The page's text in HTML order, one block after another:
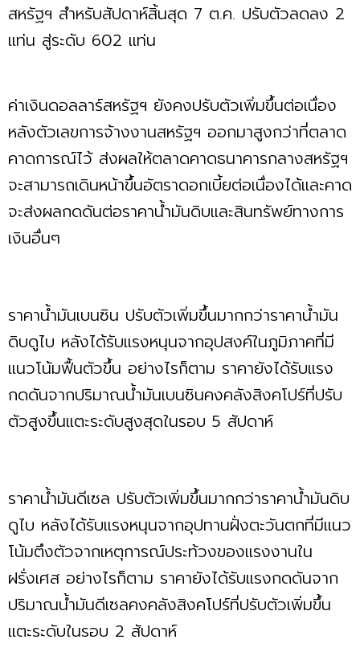
สหรัฐฯ สำหรับสัปดาห์สิ้นสุด 7 ต.ค. ปรับตัวลดลง 2
แท่น สู่ระดับ 602 แท่น
ค่าเงินดอลลาร์สหรัฐฯ ยังคงปรับตัวเพิ่มขึ้นต่อเนื่อง
หลังตัวเลขการจ้างงานสหรัฐฯ ออกมาสูงกว่าที่ตลาด
คาดการณ์ไว้ ส่งผลให้ตลาดคาดธนาคารกลางสหรัฐฯ
จะสามารถเดินหน้าขึ้นอัตราดอกเบี้ยต่อเนื่องได้และคาด
จะส่งผลกดดันต่อราคาน้ำมันดิบและสินทรัพย์ทางการ
เงินอื่นๆ
ราคาน้ำมันเบนซิน ปรับตัวเพิ่มขึ้นมากกว่าราคาน้ำมัน
ดิบดูไบ หลังได้รับแรงหนุนจากอุปสงค์ในภูมิภาคที่มี
แนวโน้มฟื้นตัวขึ้น อย่างไรก็ตาม ราคายังได้รับแรง
กดดันจากปริมาณน้ำมันเบนซินคงคลังสิงคโปร์ที่ปรับ
ตัวสูงขึ้นแตะระดับสูงสุดในรอบ 5 สัปดาห์
ราคาน้ำมันดีเซล ปรับตัวเพิ่มขึ้นมากกว่าราคาน้ำมันดิบ
ดูไบ หลังได้รับแรงหนุนจากอุปทานฝั่งตะวันตกที่มีแนว
โน้มตึงตัวจากเหตุการณ์ประท้วงของแรงงานใน
ฝรั่งเศส อย่างไรก็ตาม ราคายังได้รับแรงกดดันจาก
ปริมาณน้ำมันดีเซลคงคลังสิงคโปร์ที่ปรับตัวเพิ่มขึ้น
แตะระดับในรอบ 2 สัปดาห์